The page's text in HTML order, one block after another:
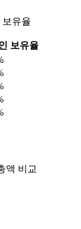
보유율
보유율
액 비교